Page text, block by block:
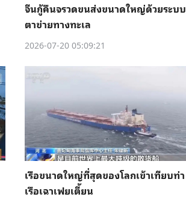
จีนกู้คืนจรวดขนส่งขนาดใหญ่ด้วยระบบ
ตาข่ายทางทะเล
2026-07-20 05:09:21
เรือขนาดใหญ่ที่สุดของโลกเข้าเทียบท่า
เรือเฉาเฟยเตี้ยน